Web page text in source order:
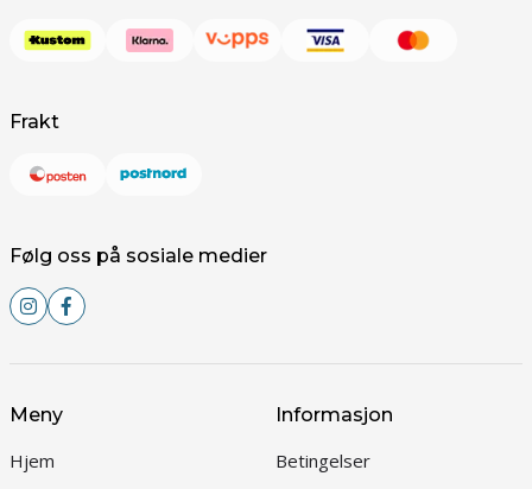
Frakt
Følg oss på sosiale medier
Meny
Hjem
Informasjon
Betingelser